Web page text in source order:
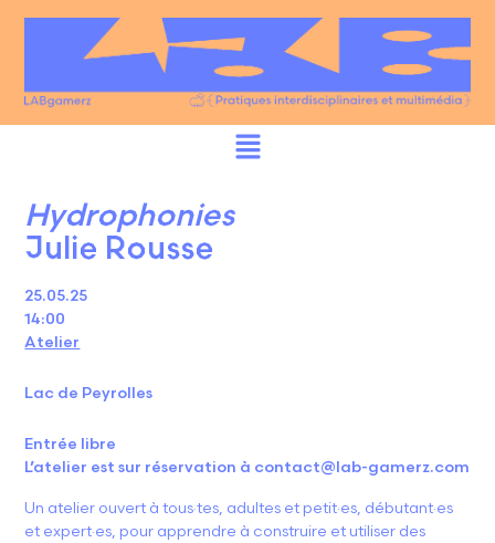
Hydrophonies
Julie Rousse
25.05.25
14:00
Atelier
Lac de Peyrolles
Entrée libre
L’atelier est sur réservation à contact@lab-gamerz.com
Un atelier ouvert à tous·tes, adultes et petit·es, débutant·es
et expert·es, pour apprendre à construire et utiliser des